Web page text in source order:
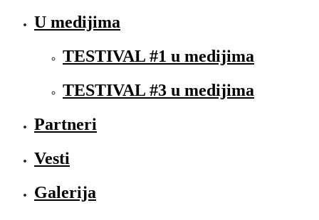
U medijima
TESTIVAL #1 u medijima
TESTIVAL #3 u medijima
Partneri
Vesti
Galerija